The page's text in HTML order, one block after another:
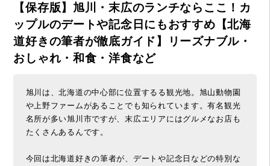
【保存版】旭川・末広のランチならここ！カ
ップルのデートや記念日にもおすすめ【北海
道好きの筆者が徹底ガイド】リーズナブル・
おしゃれ・和食・洋食など
旭川は、北海道の中心部に位置するる観光地。旭山動物園
や上野ファームがあることでも知られています。有名観光
名所が多い旭川市ですが、末広エリアにはグルメなお店も
たくさんあるんです。
今回は北海道好きの筆者が、デートや記念日などの特別な